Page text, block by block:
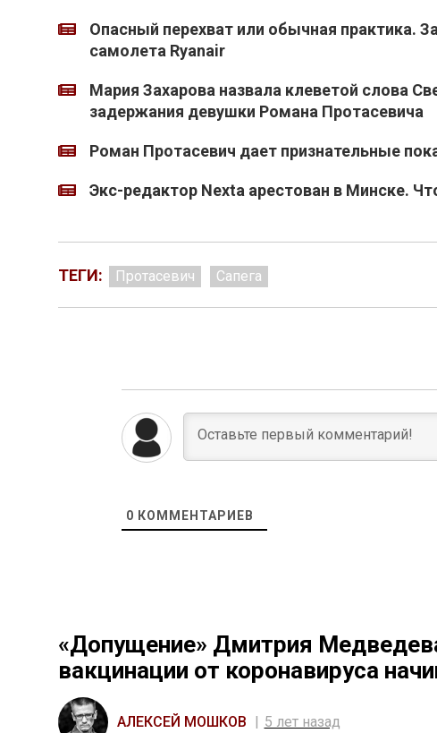
Опасный перехват или обычная практика.
самолета Ryanair
Мария Захарова назвала клеветой слова
задержания девушки Романа Протасевича
Роман Протасевич дает признательные
Экс-редактор Nexta арестован в Минске.
ТЕГИ: Протасевич Сапега
0 КОММЕНТАРИЕВ
«Допущение» Дмитрия
вакцинации от коронавируса
АЛЕКСЕЙ МОШКОВ 5 лет назад